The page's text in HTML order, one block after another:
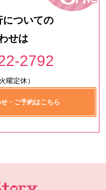
についての
せは
2792
曜定休）
・ご予約はこちら